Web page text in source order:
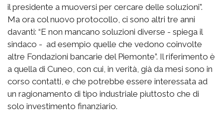
il presidente a muoversi per cercare delle soluzioni”.
Ma ora col nuovo protocollo, ci sono altri tre anni
davanti: “E non mancano soluzioni diverse - spiega il
sindaco - ad esempio quelle che vedono coinvolte
altre Fondazioni bancarie del Piemonte”. Il riferimento è
a quella di Cuneo, con cui, in verità, già da mesi sono in
corso contatti, e che potrebbe essere interessata ad
un ragionamento di tipo industriale piuttosto che di
solo investimento finanziario.